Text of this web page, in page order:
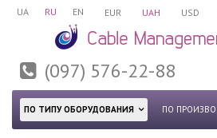
UA RU EN EUR UAH USD
(097) 576-22-88
ПО ТИПУ ОБОРУДОВАНИЯ ПО